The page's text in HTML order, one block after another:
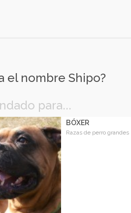
el nombre Shipo?
para...
BÓXER
Razas de perro grandes